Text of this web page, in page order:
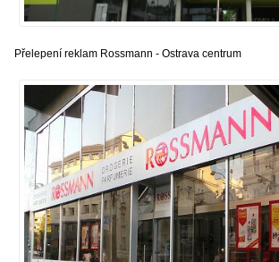
Přelepení reklam Rossmann - Ostrava centrum